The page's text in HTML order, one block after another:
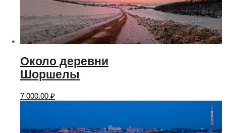
Около деревни
Шоршелы
7 000.00 ₽